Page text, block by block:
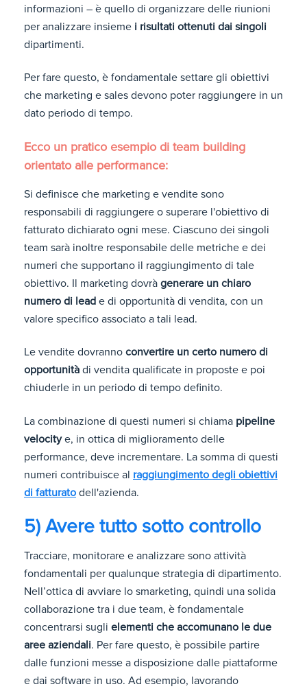
informazioni – è quello di organizzare delle riunioni
per analizzare insieme i risultati ottenuti dai singoli
dipartimenti.
Per fare questo, è fondamentale settare gli obiettivi
che marketing e sales devono poter raggiungere in un
dato periodo di tempo.
Ecco un pratico esempio di team building
orientato alle performance:
Si definisce che marketing e vendite sono
responsabili di raggiungere o superare l'obiettivo di
fatturato dichiarato ogni mese. Ciascuno dei singoli
team sarà inoltre responsabile delle metriche e dei
numeri che supportano il raggiungimento di tale
obiettivo. Il marketing dovrà generare un chiaro
numero di lead e di opportunità di vendita, con un
valore specifico associato a tali lead.
Le vendite dovranno convertire un certo numero di
opportunità di vendita qualificate in proposte e poi
chiuderle in un periodo di tempo definito.
La combinazione di questi numeri si chiama pipeline
velocitye, in ottica di miglioramento delle
performance, deve incrementare. La somma di questi
numeri contribuisce al raggiungimento degli obiettivi
di fatturato dell'azienda.
5) Avere tutto sotto controllo
Tracciare, monitorare e analizzare sono attività
fondamentali per qualunque strategia di dipartimento.
Nell’ottica di avviare lo smarketing, quindi una solida
collaborazione tra i due team, è fondamentale
concentrarsi sugli elementi che accomunano le due
aree aziendali. Per fare questo, è possibile partire
dalle funzioni messe a disposizione dalle piattaforme
e dai software in uso. Ad esempio, lavorando